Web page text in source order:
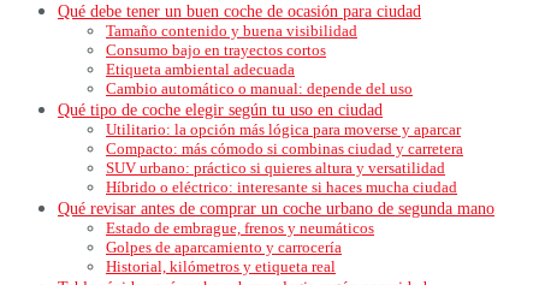
Qué debe tener un buen coche de ocasión para ciudad
Tamaño contenido y buena visibilidad
Consumo bajo en trayectos cortos
Etiqueta ambiental adecuada
Cambio automático o manual: depende del uso
Qué tipo de coche elegir según tu uso en ciudad
Utilitario: la opción más lógica para moverse y aparcar
Compacto: más cómodo si combinas ciudad y carretera
SUV urbano: práctico si quieres altura y versatilidad
Híbrido o eléctrico: interesante si haces mucha ciudad
Qué revisar antes de comprar un coche urbano de segunda mano
Estado de embrague, frenos y neumáticos
Golpes de aparcamiento y carrocería
Historial, kilómetros y etiqueta real